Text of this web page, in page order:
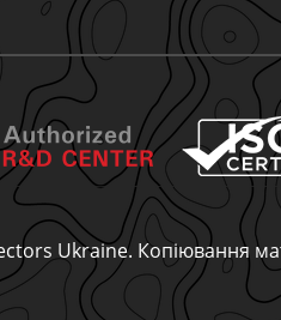
Ukraine. Копіювання